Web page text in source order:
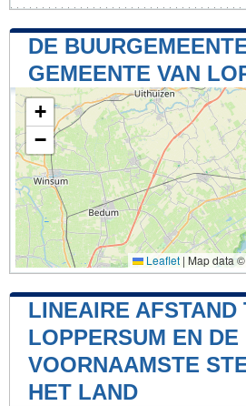
DE
GEMEENTE VAN
+
−
Leaflet | Map data ©
LINEAIRE AFSTAND
LOPPERSUM EN DE
VOORNAAMSTE
HET LAND